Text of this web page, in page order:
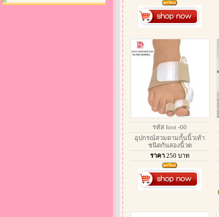
รหัส foot -00
อุปกรณ์สวมดามกั้นนิ้วเท้า
ชนิดกันสองนิ้วต
ราคา 250 บาท